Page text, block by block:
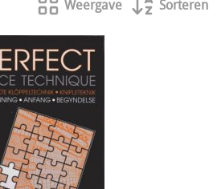
Weergave Sorteren